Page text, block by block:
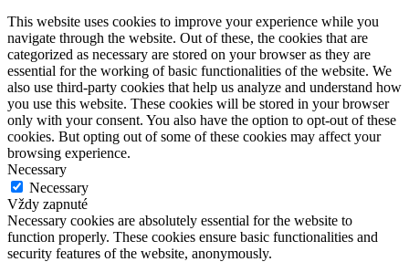
This website uses cookies to improve your experience while you
navigate through the website. Out of these, the cookies that are
categorized as necessary are stored on your browser as they are
essential for the working of basic functionalities of the website. We
also use third-party cookies that help us analyze and understand how
you use this website. These cookies will be stored in your browser
only with your consent. You also have the option to opt-out of these
cookies. But opting out of some of these cookies may affect your
browsing experience.
Necessary
Necessary
Vždy zapnuté
Necessary cookies are absolutely essential for the website to
function properly. These cookies ensure basic functionalities and
security features of the website, anonymously.